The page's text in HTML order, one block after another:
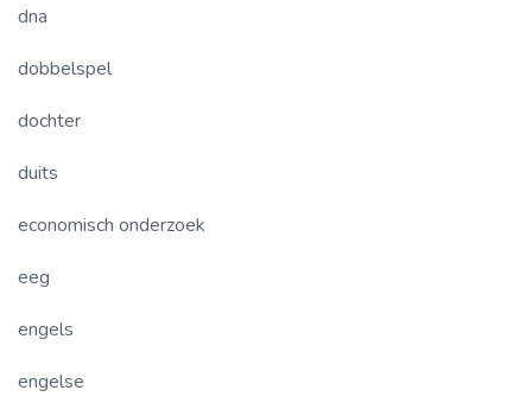
dna
dobbelspel
dochter
duits
economisch onderzoek
eeg
engels
engelse